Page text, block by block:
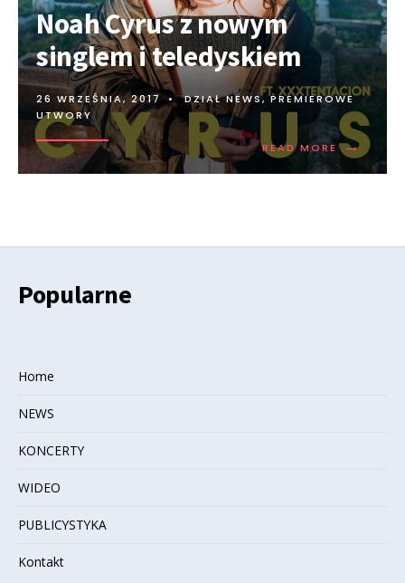
Noah Cyrus z nowym
singlem i teledyskiem
26 WRZEŚNIA, 2017 • DZIAŁ NEWS,PREMIEROWE
UTWORY
READ MORE →
Popularne
Home
NEWS
KONCERTY
WIDEO
PUBLICYSTYKA
Kontakt